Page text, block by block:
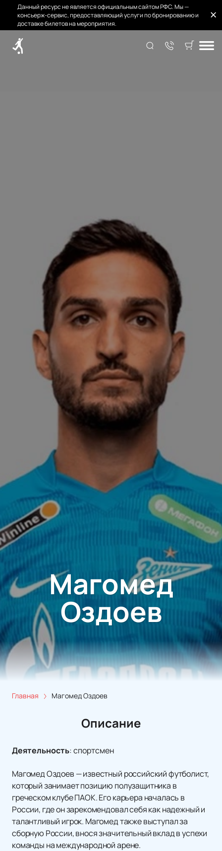
Данный ресурс не является официальным сайтом РФС. Мы —
консьерж-сервис, предоставляющий услуги по бронированию и
доставке билетов на мероприятия.
Магомед
Оздоев
Главная Магомед Оздоев
Описание
Деятельность:спортсмен
Магомед Оздоев — известный российский футболист,
который занимает позицию полузащитника в
греческом клубе ПАОК. Его карьера началась в
России, где он зарекомендовал себя как надежный и
талантливый игрок. Магомед также выступал за
сборную России, внося значительный вклад в успехи
команды на международной арене.